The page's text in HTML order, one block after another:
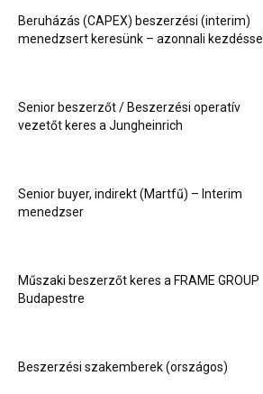
Beruházás (CAPEX) beszerzési (interim)
menedzsert keresünk – azonnali kezdéssel
Senior beszerzőt / Beszerzési operatív
vezetőt keres a Jungheinrich
Senior buyer, indirekt (Martfű) – Interim
menedzser
Műszaki beszerzőt keres a FRAME GROUP
Budapestre
Beszerzési szakemberek (országos)